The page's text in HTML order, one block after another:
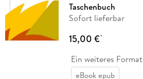
Taschenbuch
Sofort lieferbar
15,00 €*
Ein weiteres Format
eBook epub